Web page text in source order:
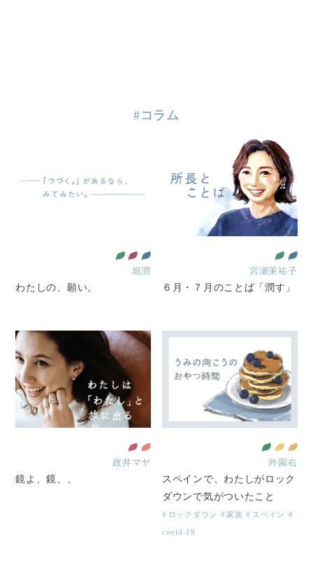
#コラム
堀潤
わたしの、願い。
宮瀬茉祐子
６月・７月のことば「潤す」
政井マヤ
鏡よ、鏡、、
外園右
スペインで、わたしがロック
ダウンで気がついたこと
ロックダウン 家族 スペイン
covid-19